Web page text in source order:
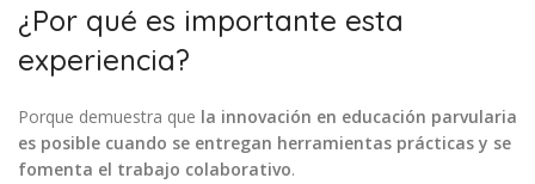
¿Por qué es importante esta
experiencia?
Porque demuestra que la innovación en educación parvularia
es posible cuando se entregan herramientas prácticas y se
fomenta el trabajo colaborativo.